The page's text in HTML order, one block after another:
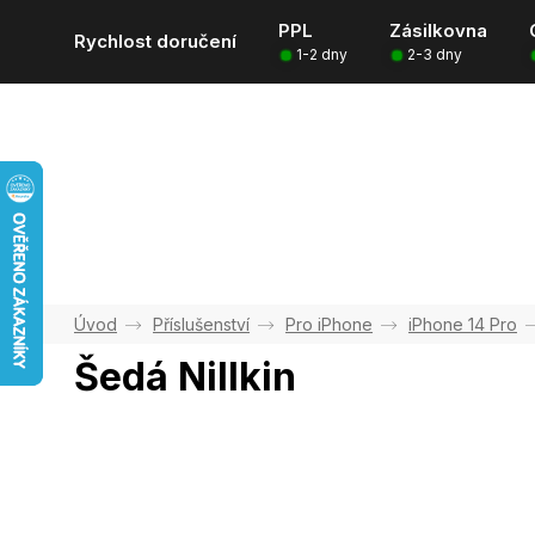
Rychlost doručení PPL Zásilkovna
1-2 dny 2-3 dny
Příslušenství Pro iPhone iPhone 14 Pro
Šedá Nillkin